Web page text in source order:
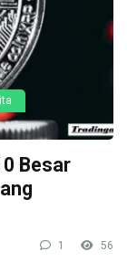
Besar
1 56